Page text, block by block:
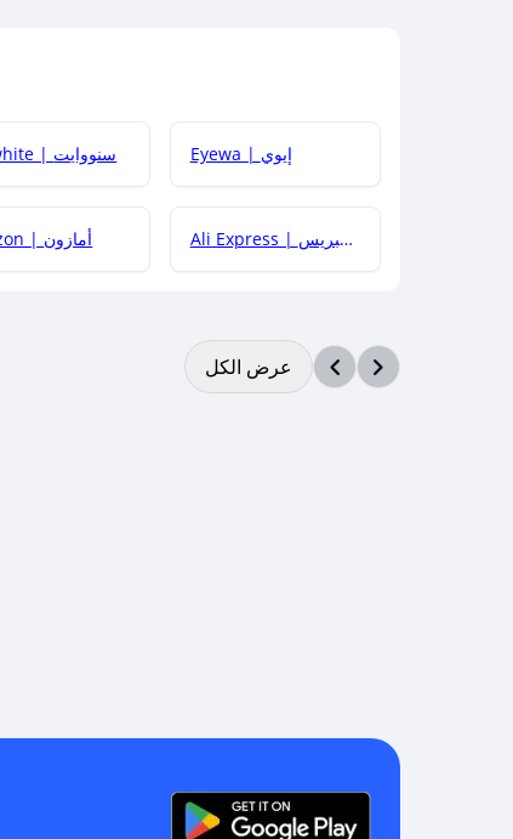
Snowhite | سنووايت Eyewa | إيوي
Amazon | أمازون Ali Express | علي إكسبريس
عرض الكل